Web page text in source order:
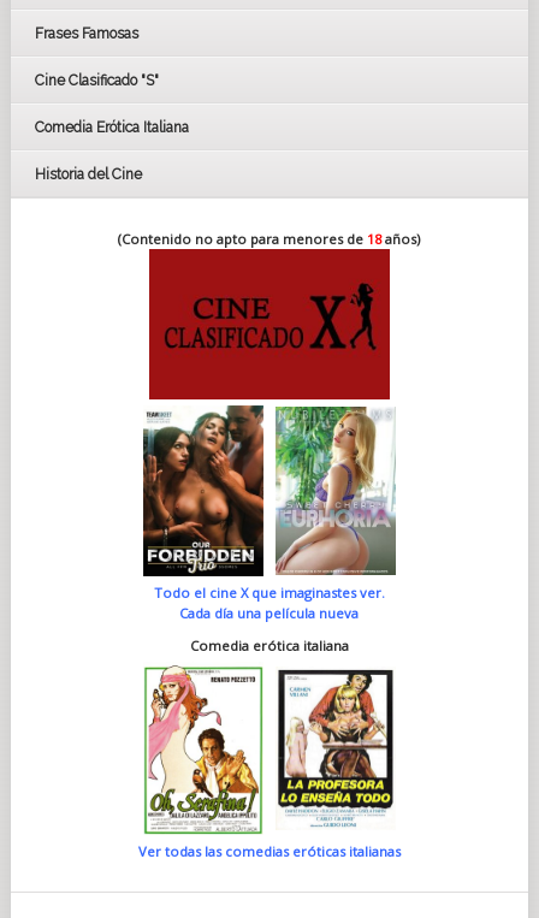
Frases Famosas
Cine Clasificado "S"
Comedia Erótica Italiana
Historia del Cine
(Contenido no apto para menores de 18años)
Todo el cine X que imaginastes ver.
Cada día una película nueva
Comedia erótica italiana
Ver todas las comedias eróticas italianas